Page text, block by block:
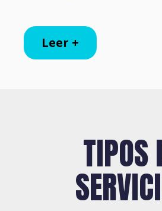
Leer +
TIPOS